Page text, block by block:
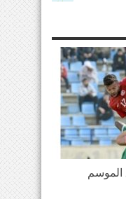
الموسم